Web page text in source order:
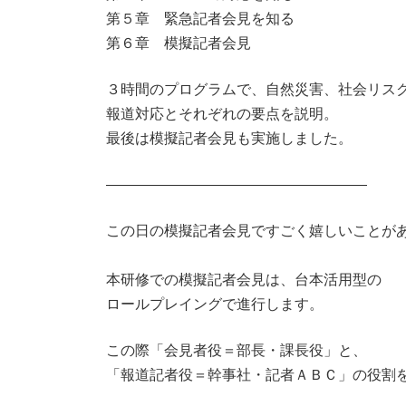
第５章 緊急記者会見を知る
第６章 模擬記者会見
３時間のプログラムで、自然災害、社会リスク
報道対応とそれぞれの要点を説明。
最後は模擬記者会見も実施しました。
――――――――――――――――――
この日の模擬記者会見ですごく嬉しいことが
本研修での模擬記者会見は、台本活用型の
ロールプレイングで進行します。
この際「会見者役＝部長・課長役」と、
「報道記者役＝幹事社・記者ＡＢＣ」の役割